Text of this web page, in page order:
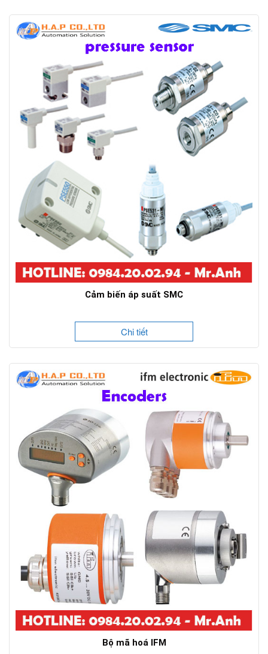
Cảm biến áp suất SMC
Chi tiết
Bộ mã hoá IFM